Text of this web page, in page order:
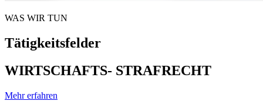
WAS WIR TUN
Tätigkeitsfelder
WIRTSCHAFTS- STRAFRECHT
Mehr erfahren